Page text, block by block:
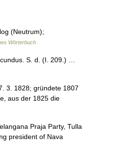
(Neutrum);
Wörterbuch
S. d. (I. 209.) …
3. 1828; gründete 1807
aus der 1825 die
Praja Party, Tulla
president of Nava